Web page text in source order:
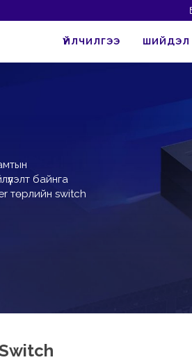
ҮЙЛЧИЛГЭЭ ШИЙДЭЛ
байнга
төрлийн switch